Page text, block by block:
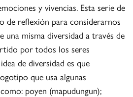
y vivencias. Esta serie de
de reflexión para considerarnos
una misma diversidad a través de
por todos los seres
de diversidad es que
que usa algunas
poyen (mapudungun);